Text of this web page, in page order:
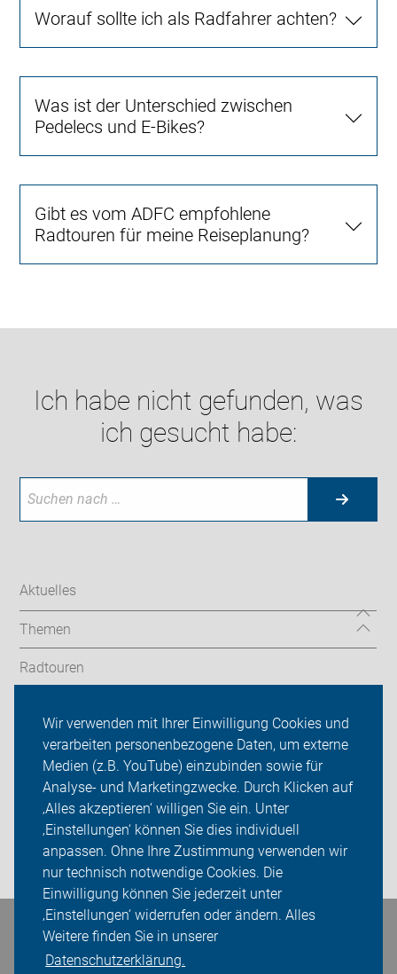
Wir verwenden mit Ihrer Einwilligung Cookies und
verarbeiten personenbezogene Daten, um externe
Medien (z.B. YouTube) einzubinden sowie für
Analyse- und Marketingzwecke. Durch Klicken auf
‚Alles akzeptieren‘ willigen Sie ein. Unter
‚Einstellungen‘ können Sie dies individuell
anpassen. Ohne Ihre Zustimmung verwenden wir
nur technisch notwendige Cookies. Die
Einwilligung können Sie jederzeit unter
‚Einstellungen‘ widerrufen oder ändern. Alles
Weitere finden Sie in unserer
Datenschutzerklärung.
Worauf sollte ich als Radfahrer achten?
Was ist der Unterschied zwischen
Pedelecs und E-Bikes?
Gibt es vom ADFC empfohlene
Radtouren für meine Reiseplanung?
Ich habe nicht gefunden, was
ich gesucht habe:
Aktuelles
Themen
Radtouren
ADFC Göttingen
Sei dabei
Presse
Login
Bleiben Sie in Kontakt